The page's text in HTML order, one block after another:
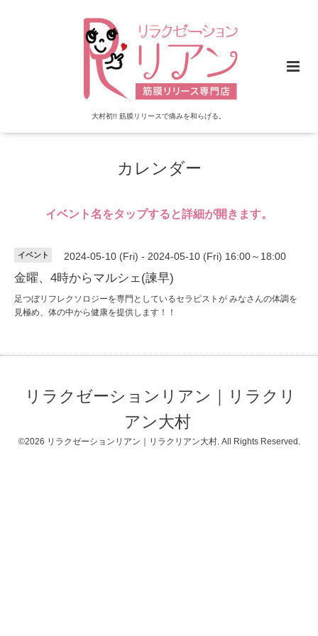
大村初!! 筋膜リリースで痛みを和らげる。
カレンダー
イベント名をタップすると詳細が開きます。
イベント 2024-05-10 (Fri) - 2024-05-10 (Fri) 16:00～18:00
金曜、4時からマルシェ(諫早)
足つぼリフレクソロジーを専門としているセラピストが みなさんの体調を
見極め、体の中から健康を提供します！！
リラクゼーションリアン｜リラクリ
アン大村
©2026 リラクゼーションリアン｜リラクリアン大村. All Rights Reserved.